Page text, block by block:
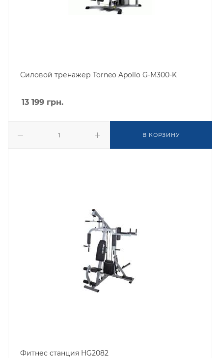
Силовой тренажер Torneo Apollo G-M300-K
13 199 грн.
В КОРЗИНУ
Фитнес станция HG2082